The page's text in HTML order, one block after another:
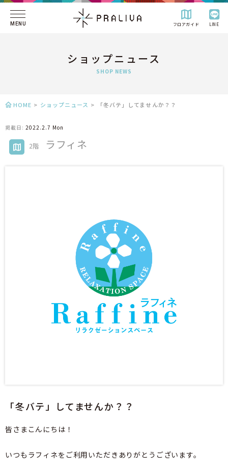
MENU フロアガイド LINE
ショップニュース
SHOP NEWS
HOME > ショップニュース > 「冬バテ」してませんか？？
掲載日: 2022.2.7 Mon
2階 ラフィネ
「冬バテ」してませんか？？
皆さまこんにちは！
いつもラフィネをご利用いただきありがとうございます。